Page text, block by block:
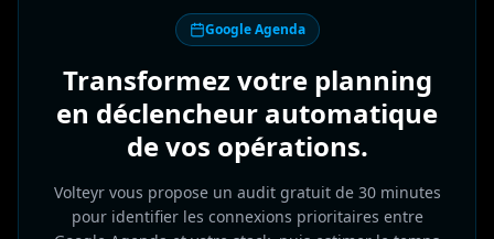
Google Agenda
Transformez votre planning
en déclencheur automatique
de vos opérations.
Volteyr vous propose un audit gratuit de 30 minutes
pour identifier les connexions prioritaires entre